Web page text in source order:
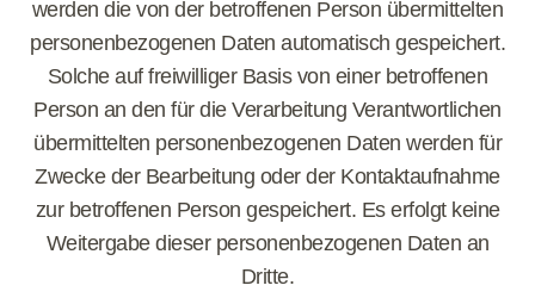
werden die von der betroffenen Person übermittelten
personenbezogenen Daten automatisch gespeichert.
Solche auf freiwilliger Basis von einer betroffenen
Person an den für die Verarbeitung Verantwortlichen
übermittelten personenbezogenen Daten werden für
Zwecke der Bearbeitung oder der Kontaktaufnahme
zur betroffenen Person gespeichert. Es erfolgt keine
Weitergabe dieser personenbezogenen Daten an
Dritte.